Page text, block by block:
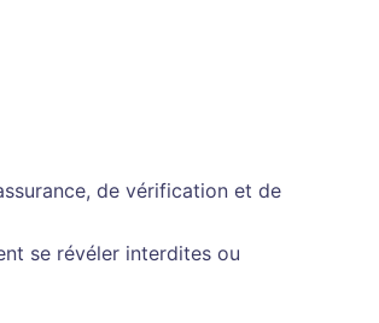
de vérification et de
se révéler interdites ou